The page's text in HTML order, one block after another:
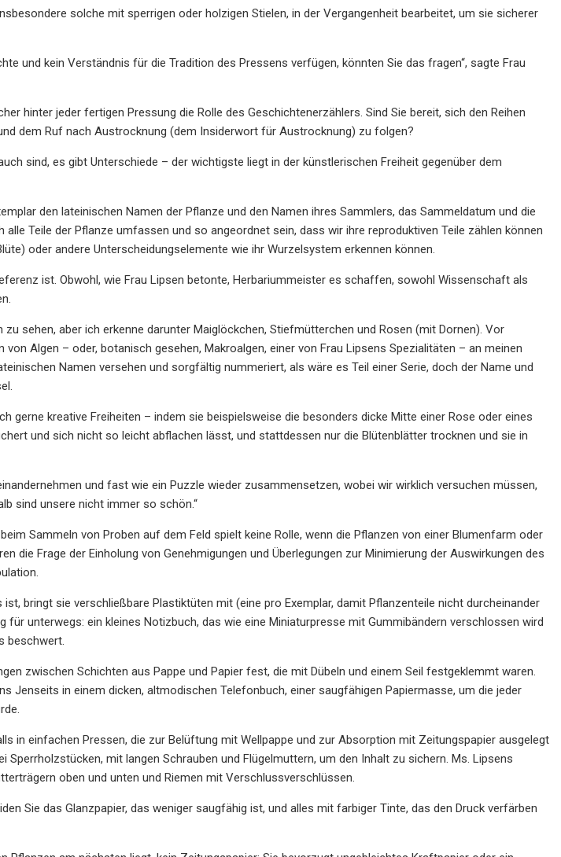
solche mit sperrigen oder holzigen Stielen, in der Vergangenheit bearbeitet, um sie sicherer
und kein Verständnis für die Tradition des Pressens verfügen, könnten Sie das fragen“, sagte Frau
hinter jeder fertigen Pressung die Rolle des Geschichtenerzählers. Sind Sie bereit, sich den Reihen
dem Ruf nach Austrocknung (dem Insiderwort für Austrocknung) zu folgen?
sind, es gibt Unterschiede – der wichtigste liegt in der künstlerischen Freiheit gegenüber dem
den lateinischen Namen der Pflanze und den Namen ihres Sammlers, das Sammeldatum und die
Teile der Pflanze umfassen und so angeordnet sein, dass wir ihre reproduktiven Teile zählen können
oder andere Unterscheidungselemente wie ihr Wurzelsystem erkennen können.
ist. Obwohl, wie Frau Lipsen betonte, Herbariummeister es schaffen, sowohl Wissenschaft als
sehen, aber ich erkenne darunter Maiglöckchen, Stiefmütterchen und Rosen (mit Dornen). Vor
Algen – oder, botanisch gesehen, Makroalgen, einer von Frau Lipsens Spezialitäten – an meinen
Namen versehen und sorgfältig nummeriert, als wäre es Teil einer Serie, doch der Name und
gerne kreative Freiheiten – indem sie beispielsweise die besonders dicke Mitte einer Rose oder eines
und sich nicht so leicht abflachen lässt, und stattdessen nur die Blütenblätter trocknen und sie in
und fast wie ein Puzzle wieder zusammensetzen, wobei wir wirklich versuchen müssen,
sind unsere nicht immer so schön.“
Sammeln von Proben auf dem Feld spielt keine Rolle, wenn die Pflanzen von einer Blumenfarm oder
die Frage der Einholung von Genehmigungen und Überlegungen zur Minimierung der Auswirkungen des
bringt sie verschließbare Plastiktüten mit (eine pro Exemplar, damit Pflanzenteile nicht durcheinander
für unterwegs: ein kleines Notizbuch, das wie eine Miniaturpresse mit Gummibändern verschlossen wird
beschwert.
zwischen Schichten aus Pappe und Papier fest, die mit Dübeln und einem Seil festgeklemmt waren.
Jenseits in einem dicken, altmodischen Telefonbuch, einer saugfähigen Papiermasse, um die jeder
in einfachen Pressen, die zur Belüftung mit Wellpappe und zur Absorption mit Zeitungspapier ausgelegt
mit langen Schrauben und Flügelmuttern, um den Inhalt zu sichern. Ms. Lipsens
oben und unten und Riemen mit Verschlussverschlüssen.
Sie das Glanzpapier, das weniger saugfähig ist, und alles mit farbiger Tinte, das den Druck verfärben